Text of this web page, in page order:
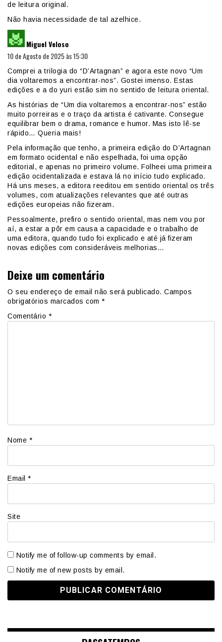
de leitura original.
Não havia necessidade de tal azelhice.
Miguel Veloso
10 de Agosto de 2025 às 15:30
Comprei a trilogia do “D’Artagnan” e agora este novo “Um
dia voltaremos a encontrar-nos”. Gostei imenso. Estas
edições e a do yuri estão sim no sentido de leitura oriental.
As histórias de “Um dia voltaremos a encontrar-nos” estão
muito porreiras e o traço da artista é cativante. Consegue
equilibrar bem o drama, romance e humor. Mas isto lê-se
rápido… Queria mais!
Pela informação que tenho, a primeira edição do D’Artagnan
em formato ocidental e não espelhada, foi uma opção
editorial, e apenas no primeiro volume. Folheei uma primeira
edição ocidentalizada e estava lá no início tudo explicado.
Há uns meses, a editora reeditou em sentido oriental os três
volumes, com atualizações relevantes que até outras
edições europeias não fizeram.
Pessoalmente, prefiro o sentido oriental, mas nem vou por
aí, a estar a pôr em causa a capacidade e o trabalho de
uma editora, quando tudo foi explicado e até já fizeram
novas edições com consideráveis melhorias…
Deixe um comentário
O seu endereço de email não será publicado. Campos
obrigatórios marcados com *
Comentário *
Nome *
Email *
Site
Notify me of follow-up comments by email.
Notify me of new posts by email.